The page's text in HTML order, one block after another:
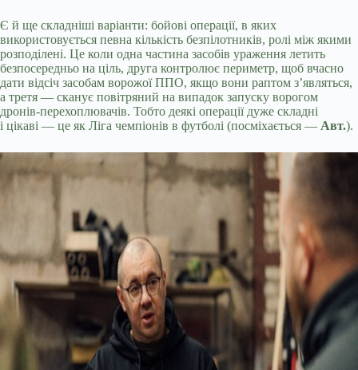
Є й ще складніші варіанти: бойові операції, в яких
використовується певна кількість безпілотників, ролі між якими
розподілені. Це коли одна частина засобів ураження летить
безпосередньо на ціль, друга контролює периметр, щоб вчасно
дати відсіч засобам ворожої ППО, якщо вони раптом з’являться,
а третя — сканує повітряний на випадок запуску ворогом
дронів-перехоплювачів. Тобто деякі операції дуже складні
і цікаві — це як Ліга чемпіонів в футболі (посміхається — Авт.).